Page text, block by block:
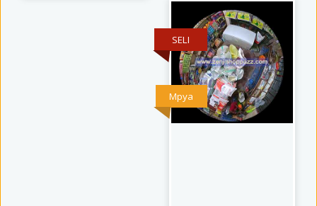
Mpya
SELI